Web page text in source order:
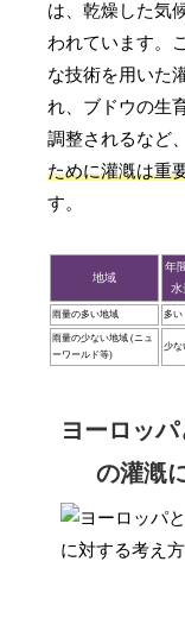
は、乾燥した気
われています。
な技術を用いた
れ、ブドウの生
調整されるなど
ために灌漑は重
す。
地域
年
水
雨量の多い地域 多い
雨量の少ない地域 (ニュ
ーワールド等)
少な
ヨーロッ
の灌漑